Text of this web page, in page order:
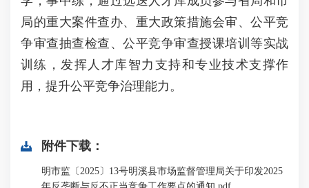
局的重大案件查办、重大政策措施会审、公平竞
争审查抽查检查、公平竞争审查授课培训等实战
训练，发挥人才库智力支持和专业技术支撑作
用，提升公平竞争治理能力。
附件下载：
明市监〔2025〕13号明溪县市场监督管理局关于印发2025